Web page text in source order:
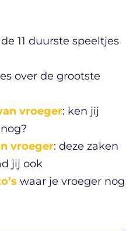
de 11 duurste speeltjes
over de grootste
vroeger: ken jij
vroeger: deze zaken
jij ook
waar je vroeger nog